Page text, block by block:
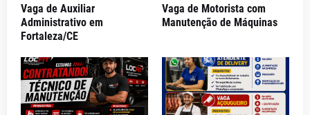
Vaga de Auxiliar
Administrativo em
Fortaleza/CE
Vaga de Motorista com
Manutenção de Máquinas